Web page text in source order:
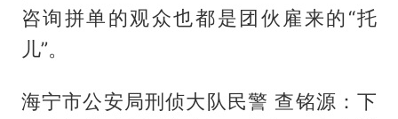
咨询拼单的观众也都是团伙雇来的“托
儿”。
海宁市公安局刑侦大队民警 查铭源：下